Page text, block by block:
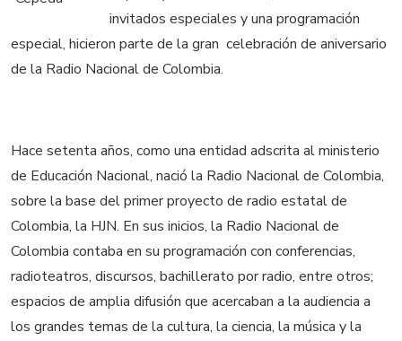
invitados especiales y una programación
especial, hicieron parte de la gran celebración de aniversario
de la Radio Nacional de Colombia.
Hace setenta años, como una entidad adscrita al ministerio
de Educación Nacional, nació la Radio Nacional de Colombia,
sobre la base del primer proyecto de radio estatal de
Colombia, la HJN. En sus inicios, la Radio Nacional de
Colombia contaba en su programación con conferencias,
radioteatros, discursos, bachillerato por radio, entre otros;
espacios de amplia difusión que acercaban a la audiencia a
los grandes temas de la cultura, la ciencia, la música y la